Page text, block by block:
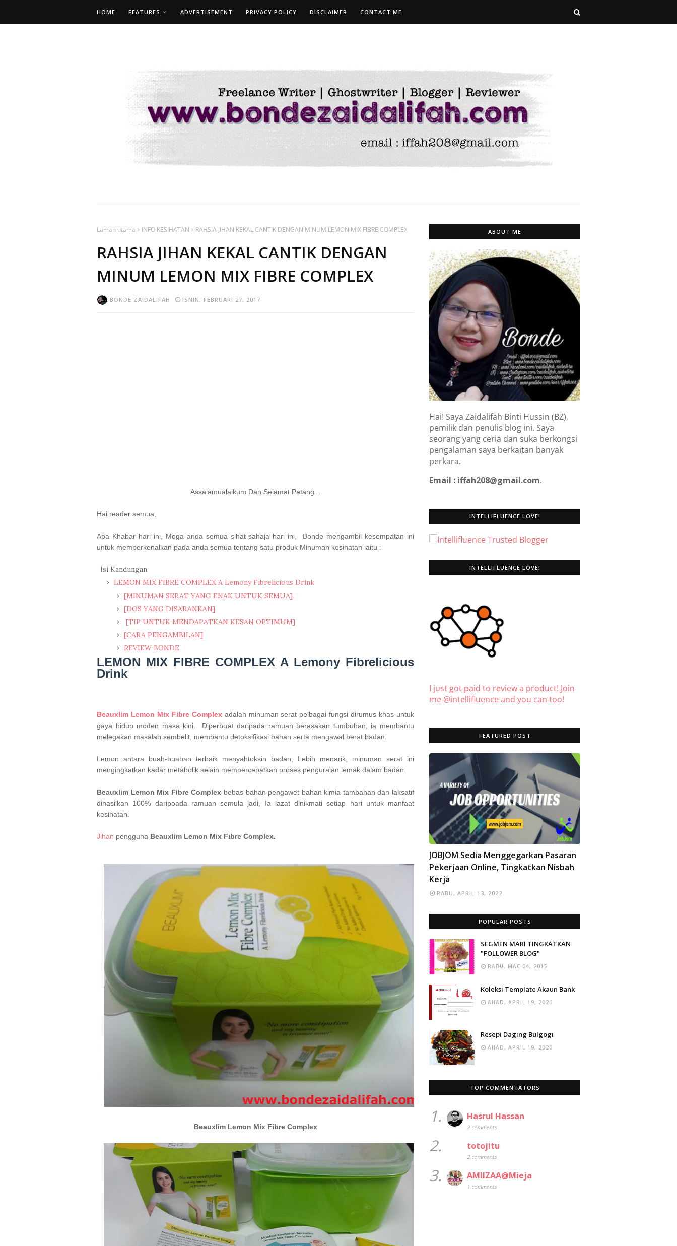
HOME FEATURES ADVERTISEMENT PRIVACY POLICY DISCLAIMER CONTACT ME
Laman utama INFO KESIHATAN RAHSIA JIHAN KEKAL CANTIK DENGAN MINUM LEMON MIX FIBRE COMPLEX
RAHSIA JIHAN KEKAL CANTIK DENGAN
MINUM LEMON MIX FIBRE COMPLEX
BONDE ZAIDALIFAH ISNIN, FEBRUARI 27, 2017
Assalamualaikum Dan Selamat Petang...
Hai reader semua,
Apa Khabar hari ini, Moga anda semua sihat sahaja hari ini, Bonde mengambil kesempatan ini
untuk memperkenalkan pada anda semua tentang satu produk Minuman kesihatan iaitu :
Isi Kandungan
LEMON MIX FIBRE COMPLEX A Lemony Fibrelicious Drink
[MINUMAN SERAT YANG ENAK UNTUK SEMUA]
[DOS YANG DISARANKAN]
[TIP UNTUK MENDAPATKAN KESAN OPTIMUM]
[CARA PENGAMBILAN]
REVIEW BONDE
LEMON MIX FIBRE COMPLEX A Lemony Fibrelicious
Drink
Beauxlim Lemon Mix Fibre Complex adalah minuman serat pelbagai fungsi dirumus khas untuk
gaya hidup moden masa kini. Diperbuat daripada ramuan berasakan tumbuhan, ia membantu
melegakan masalah sembelit, membantu detoksifikasi bahan serta mengawal berat badan.
Lemon antara buah-buahan terbaik menyahtoksin badan, Lebih menarik, minuman serat ini
mengingkatkan kadar metabolik selain mempercepatkan proses penguraian lemak dalam badan.
Beauxlim Lemon Mix Fibre Complex bebas bahan pengawet bahan kimia tambahan dan laksatif
dihasilkan 100% daripoada ramuan semula jadi, Ia lazat dinikmati setiap hari untuk manfaat
kesihatan.
Jihan pengguna Beauxlim Lemon Mix Fibre Complex.
Beauxlim Lemon Mix Fibre Complex
ABOUT ME
Hai! Saya Zaidalifah Binti Hussin (BZ),
pemilik dan penulis blog ini. Saya
seorang yang ceria dan suka berkongsi
pengalaman saya berkaitan banyak
perkara.
Email : iffah208@gmail.com.
INTELLIFLUENCE LOVE!
INTELLIFLUENCE LOVE!
I just got paid to review a product! Join
me @intellifluence and you can too!
FEATURED POST
INFO
JOBJOM Sedia Menggegarkan Pasaran
Pekerjaan Online, Tingkatkan Nisbah
Kerja
RABU, APRIL 13, 2022
POPULAR POSTS
SEGMEN MARI TINGKATKAN
"FOLLOWER BLOG"
RABU, MAC 04, 2015
Koleksi Template Akaun Bank
AHAD, APRIL 19, 2020
Resepi Daging Bulgogi
AHAD, APRIL 19, 2020
TOP COMMENTATORS
1. Hasrul Hassan
2 comments
2. totojitu
2 comments
3. AMIIZAA@Mieja
1 comments